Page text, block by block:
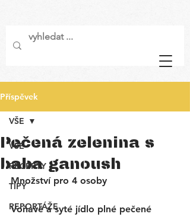
Příspěvek
VŠE
RECEPTY
TIPY
REPORTÁŽE
VŠE
Pečená zelenina s
baba ganoush
Množství pro 4 osoby
Voňavé a syté jídlo plné pečené